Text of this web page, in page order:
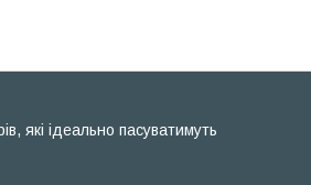
які ідеально пасуватимуть